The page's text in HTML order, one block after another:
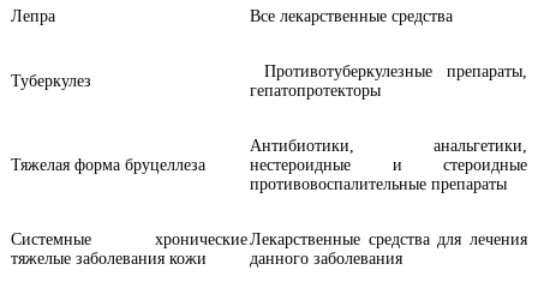
Лепра Все лекарственные средства
Туберкулез
Противотуберкулезные препараты,
гепатопротекторы
Тяжелая форма бруцеллеза
Антибиотики, анальгетики,
нестероидные и стероидные
противовоспалительные препараты
Системные хронические
тяжелые заболевания кожи
Лекарственные средства для лечения
данного заболевания